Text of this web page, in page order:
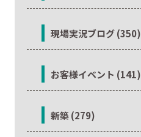
現場実況ブログ (350)
お客様イベント (141)
新築 (279)